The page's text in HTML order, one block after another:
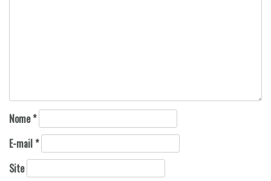
Nome*
E-mail*
Site